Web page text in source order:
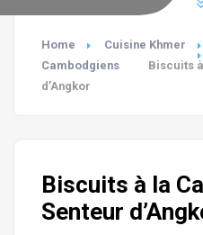
Home Cuisine Khmer
Cambodgiens
Biscuits
d’Angkor
Biscuits à la
Senteur